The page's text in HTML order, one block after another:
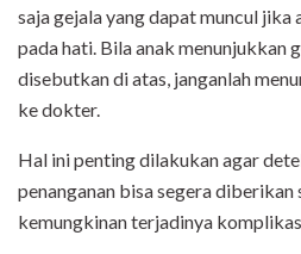
saja gejala yang dapat muncul jika
pada hati. Bila anak menunjukkan
disebutkan di atas, janganlah
ke dokter.
Hal ini penting dilakukan agar
penanganan bisa segera
kemungkinan terjadinya